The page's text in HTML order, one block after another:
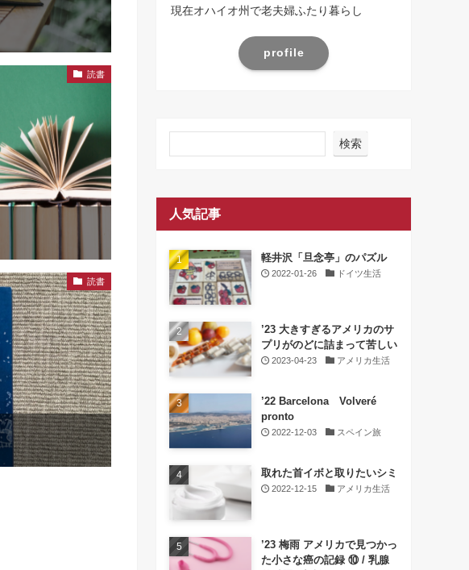
読書
読書
現在オハイオ州で老夫婦ふたり暮らし
profile
検索
人気記事
軽井沢「旦念亭」のパズル
2022-01-26 ドイツ生活
’23 大きすぎるアメリカのサ
プリがのどに詰まって苦しい
2023-04-23 アメリカ生活
’22 Barcelona Volveré
pronto
2022-12-03 スペイン旅
取れた首イボと取りたいシミ
2022-12-15 アメリカ生活
’23 梅雨 アメリカで見つかっ
た小さな癌の記録 ⑩ / 乳腺